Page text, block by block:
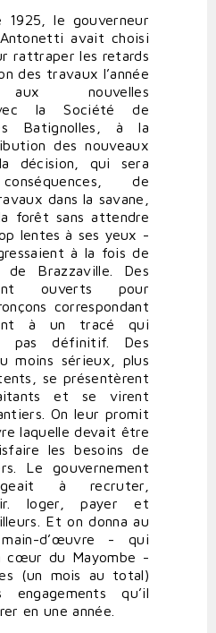
le gouverneur
avait choisi
rattraper les retards
des travaux l’année
aux nouvelles
la Société de
Batignolles, à la
des nouveaux
décision, qui sera
de
dans la savane,
forêt sans attendre
lentes à ses yeux -
à la fois de
Brazzaville. Des
ouverts pour
correspondant
à un tracé qui
pas définitif. Des
moins sérieux, plus
se présentèrent
et se virent
On leur promit
laquelle devait être
les besoins de
Le gouvernement
à recruter,
loger, payer et
Et on donna au
d’œuvre - qui
cœur du Mayombe -
(un mois au total)
qu’il
en une année.